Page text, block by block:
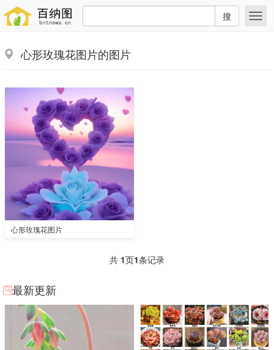
搜
心形玫瑰花图片的图片
心形玫瑰花图片
共 1页1条记录
最新更新